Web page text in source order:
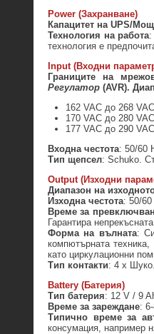
Power (Захранване)
Капацитет на UPS/
Технология на работа:
технология е
Input (Входни
Границите на
Регулатор (AVR).
162 VAC до 268
170 VAC до 280
177 VAC до 290
Входна честота: 50/60
Тип щепсел: Schuko.
Output (Изходни
Диапазон на
Изходна честота: 50/60
Време за
Гарантира
Форма на вълната:
компютърната
като циркулационни
Тип контакти: 4 х
Battery (Батерия)
Тип батерия: 12 V / 9
Време за зареждане:
Типично време за
консумация, например